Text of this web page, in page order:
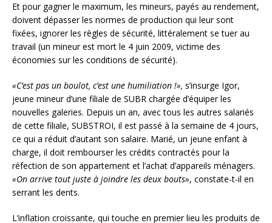
Et pour gagner le maximum, les mineurs, payés au rendement,
doivent dépasser les normes de production qui leur sont
fixées, ignorer les règles de sécurité, littéralement se tuer au
travail (un mineur est mort le 4 juin 2009, victime des
économies sur les conditions de sécurité).
«C’est pas un boulot, c’est une humiliation !», s’insurge Igor,
jeune mineur d’une filiale de SUBR chargée d’équiper les
nouvelles galeries. Depuis un an, avec tous les autres salariés
de cette filiale, SUBSTROI, il est passé à la semaine de 4 jours,
ce qui a réduit d’autant son salaire. Marié, un jeune enfant à
charge, il doit rembourser les crédits contractés pour la
réfection de son appartement et l’achat d’appareils ménagers.
«On arrive tout juste à joindre les deux bouts», constate-t-il en
serrant les dents.
L’inflation croissante, qui touche en premier lieu les produits de